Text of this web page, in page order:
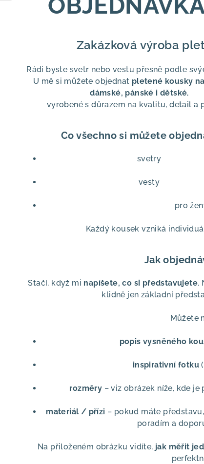
Zakázková výroba
Rádi byste svetr nebo vestu přesně podle
U mě si můžete objednat pletené kousky
dámské, pánské i dětské,
vyrobené s důrazem na kvalitu, detail a
Co všechno si můžete
svetry
vesty
pro
Každý kousek vzniká
Jak
Stačí, když mi napíšete, co si představujete.
klidně jen základní
Můžete
popis vysněného
inspirativní fotku
rozměry – viz obrázek níže, kde
materiál / přízi – pokud máte
poradím a
Na přiloženém obrázku vidíte, jak měřit